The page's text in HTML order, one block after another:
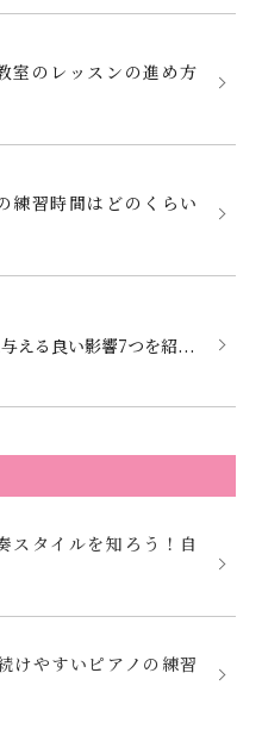
室のレッスンの進め方
練習時間はどのくらい
える良い影響7つを紹...
スタイルを知ろう！自
けやすいピアノの練習